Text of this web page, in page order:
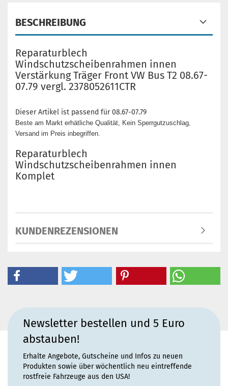
BESCHREIBUNG
Reparaturblech
Windschutzscheibenrahmen innen
Verstärkung Träger Front VW Bus T2 08.67-
07.79 vergl. 2378052611CTR
Dieser Artikel ist passend für 08.67-07.79
Beste am Markt erhätliche Qualität, Kein Sperrgutzuschlag,
Versand im Preis inbegriffen.
Reparaturblech
Windschutzscheibenrahmen innen
Komplet
KUNDENREZENSIONEN
Newsletter bestellen und 5 Euro
abstauben!
Erhalte Angebote, Gutscheine und Infos zu neuen
Produkten sowie über wöchentlich neu eintreffende
rostfreie Fahrzeuge aus den USA!